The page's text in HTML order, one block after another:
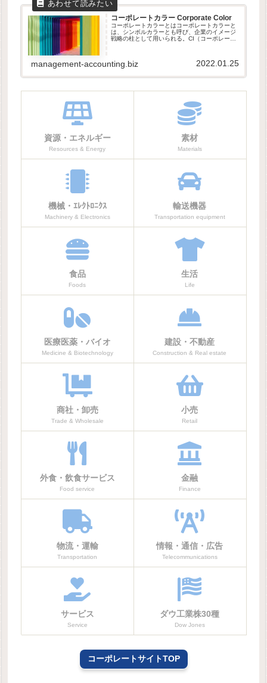
コーポレートカラー Corporate Color
コーポレートカラーとはコーポレートカラーと
は、シンボルカラーとも呼び、企業のイメージ
戦略の柱として用いられる。CI（コーポレー
management-accounting.biz 2022.01.25
資源・エネルギー
Resources & Energy
素材
Materials
機械・ｴﾚｸﾄﾛﾆｸｽ
Machinery & Electronics
輸送機器
Transportation equipment
食品
Foods
生活
Life
医療医薬・バイオ
Medicine & Biotechnology
建設・不動産
Construction & Real estate
商社・卸売
Trade & Wholesale
小売
Retail
外食・飲食サービス
Food service
金融
Finance
物流・運輸
Transportation
情報・通信・広告
Telecommunications
サービス
Service
ダウ工業株30種
Dow Jones
コーポレートサイトTOP